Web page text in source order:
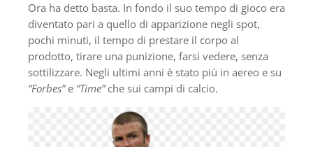
Ora ha detto basta. In fondo il suo tempo di gioco era
diventato pari a quello di apparizione negli spot,
pochi minuti, il tempo di prestare il corpo al
prodotto, tirare una punizione, farsi vedere, senza
sottilizzare. Negli ultimi anni è stato più in aereo e su
“Forbes”e “Time”che sui campi di calcio.